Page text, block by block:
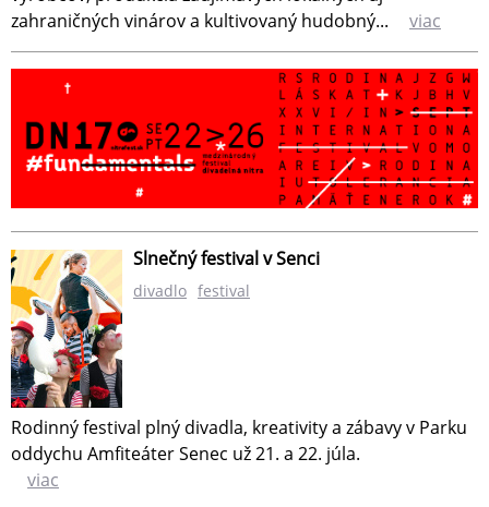
zahraničných vinárov a kultivovaný hudobný...
viac
Slnečný festival v Senci
divadlo festival
Rodinný festival plný divadla, kreativity a zábavy v Parku
oddychu Amfiteáter Senec už 21. a 22. júla.
viac